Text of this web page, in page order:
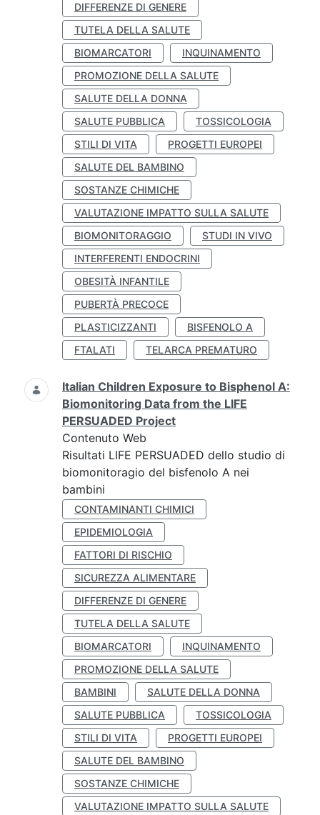
DIFFERENZE DI GENERE
TUTELA DELLA SALUTE
BIOMARCATORI
INQUINAMENTO
PROMOZIONE DELLA SALUTE
SALUTE DELLA DONNA
SALUTE PUBBLICA
TOSSICOLOGIA
STILI DI VITA
PROGETTI EUROPEI
SALUTE DEL BAMBINO
SOSTANZE CHIMICHE
VALUTAZIONE IMPATTO SULLA SALUTE
BIOMONITORAGGIO
STUDI IN VIVO
INTERFERENTI ENDOCRINI
OBESITÀ INFANTILE
PUBERTÀ PRECOCE
PLASTICIZZANTI
BISFENOLO A
FTALATI
TELARCA PREMATURO
Italian Children Exposure to Bisphenol A:
Biomonitoring Data from the LIFE
PERSUADED Project
Contenuto Web
Risultati LIFE PERSUADED dello studio di
biomonitoragio del bisfenolo A nei
bambini
CONTAMINANTI CHIMICI
EPIDEMIOLOGIA
FATTORI DI RISCHIO
SICUREZZA ALIMENTARE
DIFFERENZE DI GENERE
TUTELA DELLA SALUTE
BIOMARCATORI
INQUINAMENTO
PROMOZIONE DELLA SALUTE
BAMBINI
SALUTE DELLA DONNA
SALUTE PUBBLICA
TOSSICOLOGIA
STILI DI VITA
PROGETTI EUROPEI
SALUTE DEL BAMBINO
SOSTANZE CHIMICHE
VALUTAZIONE IMPATTO SULLA SALUTE